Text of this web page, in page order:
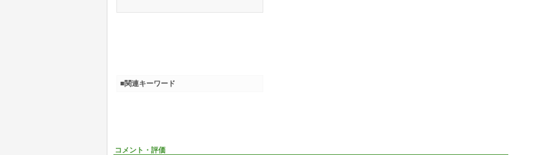
コメント・評価
■関連キーワード